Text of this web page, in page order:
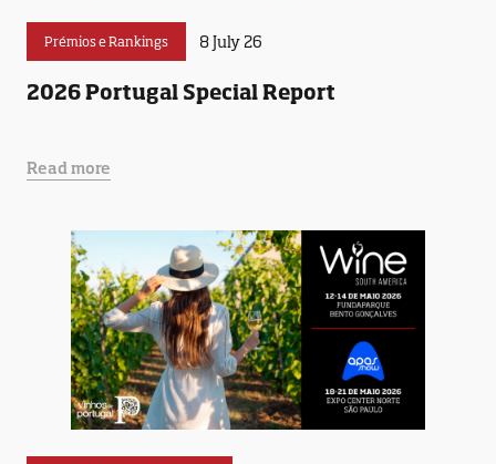
Prémios e Rankings 8 July 26
2026 Portugal Special Report
Read more